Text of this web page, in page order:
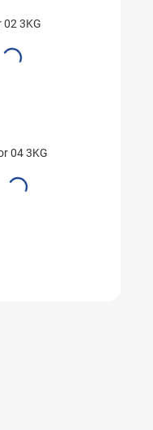
02 3KG
04 3KG